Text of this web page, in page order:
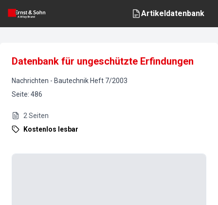
Artikeldatenbank
Datenbank für ungeschützte Erfindungen
Nachrichten - Bautechnik Heft 7/2003
Seite: 486
2 Seiten
Kostenlos lesbar